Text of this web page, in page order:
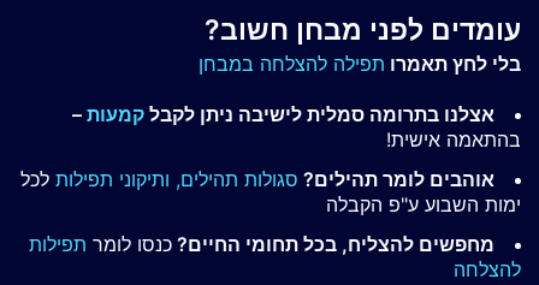
עומדים לפני מבחן חשוב?
בלי לחץ תאמרו תפילה להצלחה במבחן
אצלנו בתרומה סמלית לישיבה ניתן לקבל קמעות –
בהתאמה אישית!
אוהבים לומר תהילים? סגולות תהילים, ותיקוני תפילות לכל
ימות השבוע ע"פ הקבלה
מחפשים להצליח, בכל תחומי החיים? כנסו לומר תפילות
להצלחה